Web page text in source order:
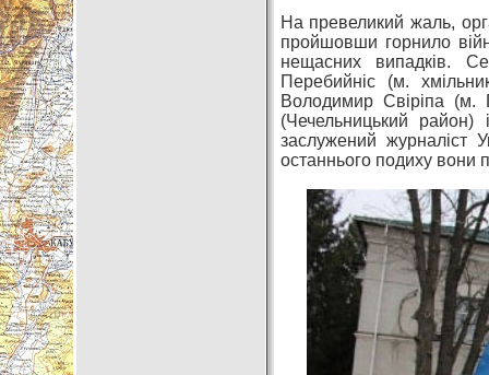
На превеликий жаль,
пройшовши горнило
нещасних випадків.
Перебийніс (м.
Володимир Свіріпа (м.
(Чечельницький район)
заслужений журналіст
останнього подиху вони